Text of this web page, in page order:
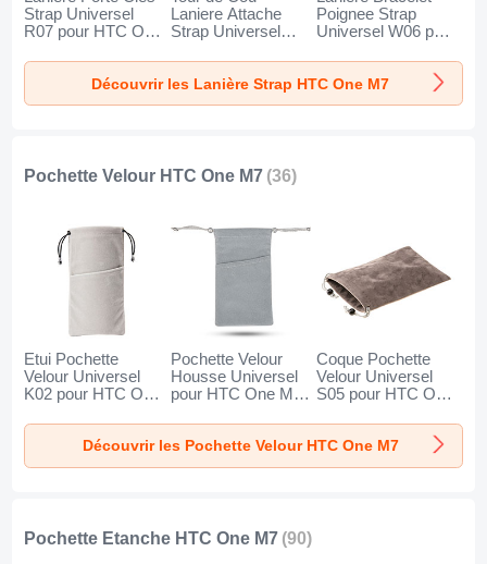
Strap Universel
R07 pour HTC One
Laniere Attache
Strap Universel
M7 Noir
Poignee Strap
Universel W06 pour
Découvrir les Lanière Strap HTC One M7
Pochette Velour HTC One M7 (36)
Etui Pochette
Velour Universel
K02 pour HTC One
Pochette Velour
Housse Universel
pour HTC One M7
Coque Pochette
Velour Universel
S05 pour HTC One
Découvrir les Pochette Velour HTC One M7
Pochette Etanche HTC One M7 (90)